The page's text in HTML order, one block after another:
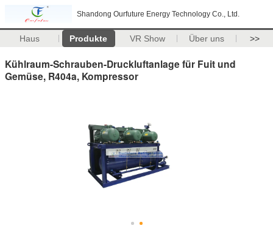
Shandong Ourfuture Energy Technology Co., Ltd.
Haus Produkte VR Show Über uns >>
Kühlraum-Schrauben-Druckluftanlage für Fuit und
Gemüse, R404a, Kompressor